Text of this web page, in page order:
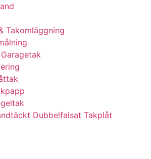
Takomläggning
Dubbelfalsat Takplåt